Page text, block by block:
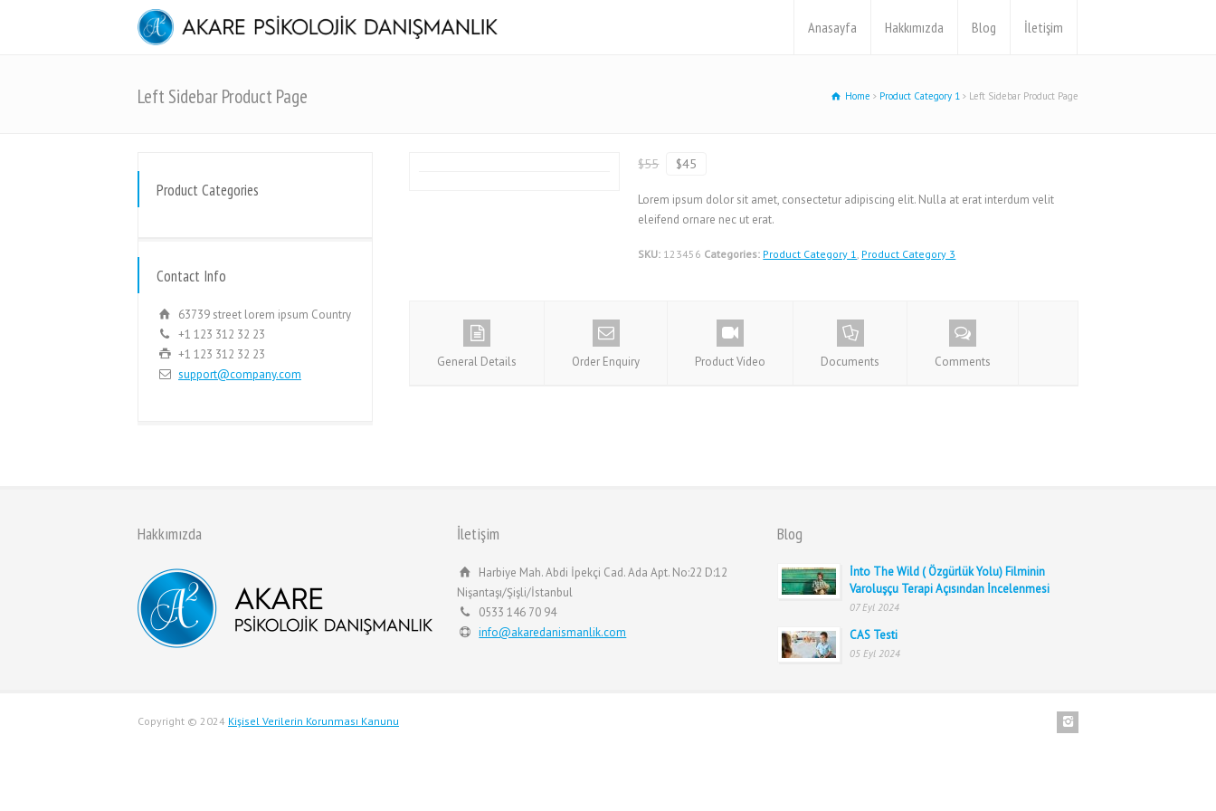
Anasayfa Hakkımızda Blog İletişim
Left Sidebar Product Page Home Product Category 1 Left Sidebar Product Page
$55 $45
Lorem ipsum dolor sit amet, consectetur adipiscing elit. Nulla at erat interdum velit
eleifend ornare nec ut erat.
SKU: 123456 Categories: Product Category 1, Product Category 3
General Details Order Enquiry Product Video Documents Comments
Product Categories
Contact Info
63739 street lorem ipsum Country
+1 123 312 32 23
+1 123 312 32 23
support@company.com
Hakkımızda İletişim
Harbiye Mah. Abdi İpekçi Cad. Ada Apt. No:22 D:12
Nişantaşı/Şişli/İstanbul
0533 146 70 94
info@akaredanismanlik.com
Blog
İnto The Wild ( Özgürlük Yolu) Filminin
Varoluşçu Terapi Açısından İncelenmesi
07 Eyl 2024
CAS Testi
05 Eyl 2024
Copyright © 2024 Kişisel Verilerin Korunması Kanunu